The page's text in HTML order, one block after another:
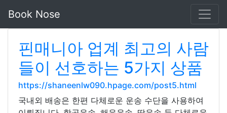
Book Nose
핀매니아 업계 최고의 사람
들이 선호하는 5가지 상품
https://shaneenlw090.hpage.com/post5.html
국내외 배송은 한편 다체로운 운송 수단을 사용하여